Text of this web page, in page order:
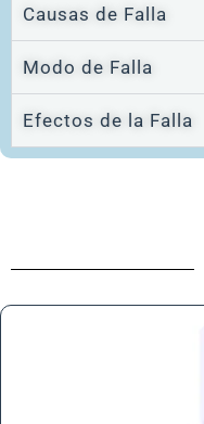
Causas de Falla
Modo de Falla
Efectos de la Falla